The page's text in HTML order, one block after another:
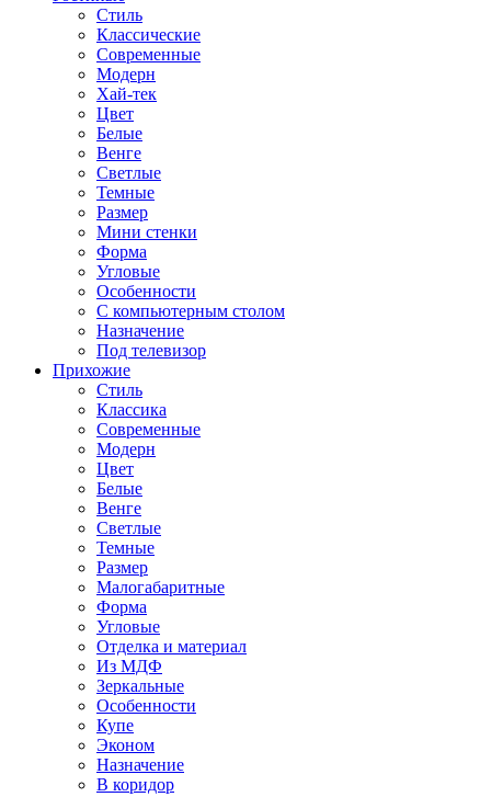
Стиль
Классические
Современные
Модерн
Хай-тек
Цвет
Белые
Венге
Светлые
Темные
Размер
Мини стенки
Форма
Угловые
Особенности
С компьютерным столом
Назначение
Под телевизор
Прихожие
Стиль
Классика
Современные
Модерн
Цвет
Белые
Венге
Светлые
Темные
Размер
Малогабаритные
Форма
Угловые
Отделка и материал
Из МДФ
Зеркальные
Особенности
Купе
Эконом
Назначение
В коридор